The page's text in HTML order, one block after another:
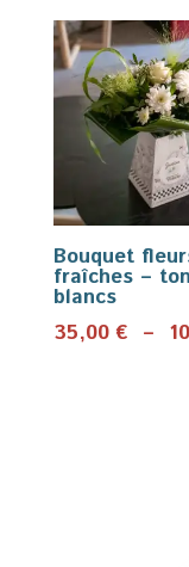
Bouquet
fraîches –
blancs
35,00€ –